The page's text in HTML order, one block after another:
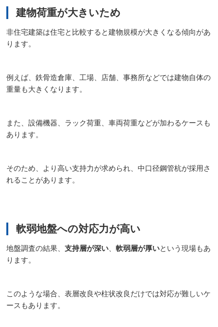
建物荷重が大きいため
非住宅建築は住宅と比較すると建物規模が大きくなる傾向があ
ります。
例えば、鉄骨造倉庫、工場、店舗、事務所などでは建物自体の
重量も大きくなります。
また、設備機器、ラック荷重、車両荷重などが加わるケースも
あります。
そのため、より高い支持力が求められ、中口径鋼管杭が採用さ
れることがあります。
軟弱地盤への対応力が高い
地盤調査の結果、支持層が深い、軟弱層が厚いという現場もあ
ります。
このような場合、表層改良や柱状改良だけでは対応が難しいケ
ースもあります。